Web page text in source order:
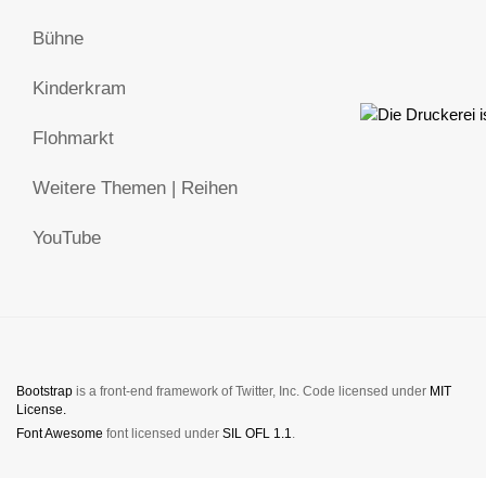
Bühne
Kinderkram
Flohmarkt
Weitere Themen | Reihen
YouTube
Bootstrap is a front-end framework of Twitter, Inc. Code licensed under MIT
License.
Font Awesome font licensed under SIL OFL 1.1.